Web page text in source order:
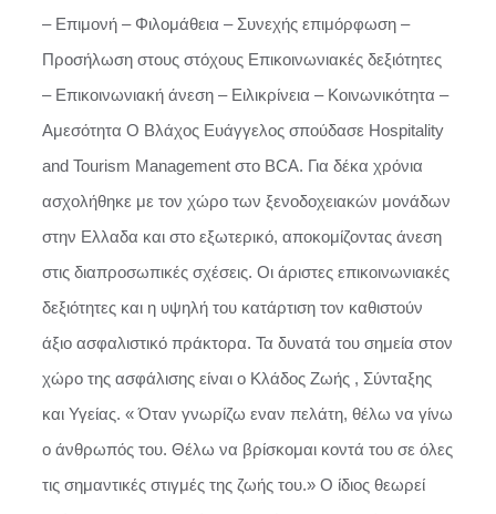
– Επιμονή – Φιλομάθεια – Συνεχής επιμόρφωση –
Προσήλωση στους στόχους Επικοινωνιακές δεξιότητες
– Επικοινωνιακή άνεση – Ειλικρίνεια – Κοινωνικότητα –
Αμεσότητα Ο Βλάχος Ευάγγελος σπούδασε Hospitality
and Tourism Management στο BCA. Για δέκα χρόνια
ασχολήθηκε με τον χώρο των ξενοδοχειακών μονάδων
στην Ελλαδα και στο εξωτερικό, αποκομίζοντας άνεση
στις διαπροσωπικές σχέσεις. Οι άριστες επικοινωνιακές
δεξιότητες και η υψηλή του κατάρτιση τον καθιστούν
άξιο ασφαλιστικό πράκτορα. Τα δυνατά του σημεία στον
χώρο της ασφάλισης είναι ο Κλάδος Ζωής , Σύνταξης
και Υγείας. « Όταν γνωρίζω εναν πελάτη, θέλω να γίνω
ο άνθρωπός του. Θέλω να βρίσκομαι κοντά του σε όλες
τις σημαντικές στιγμές της ζωής του.» Ο ίδιος θεωρεί